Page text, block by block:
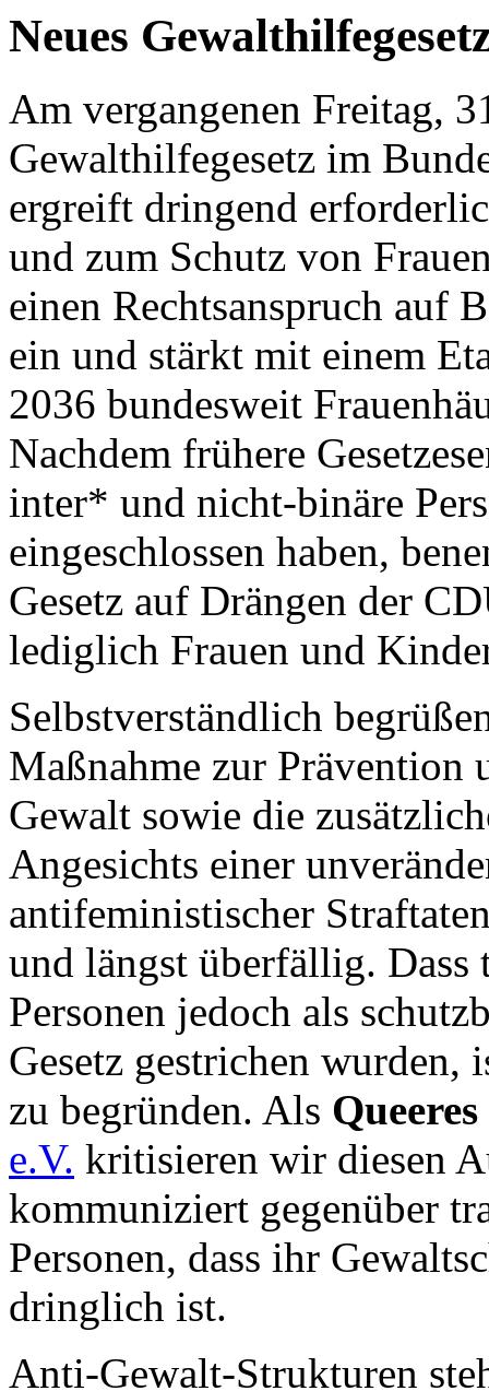
Neues
Am vergangenen Freitag,
Gewalthilfegesetz im
ergreift dringend
und zum Schutz von
einen Rechtsanspruch auf
ein und stärkt mit einem
2036 bundesweit
Nachdem frühere
inter* und nicht-binäre
eingeschlossen haben,
Gesetz auf Drängen der
lediglich Frauen und
Selbstverständlich
Maßnahme zur Prävention
Gewalt sowie die
Angesichts einer
antifeministischer
und längst überfällig.
Personen jedoch als
Gesetz gestrichen
zu begründen. Als
e.V. kritisieren wir diesen
kommuniziert gegenüber
Personen, dass ihr
dringlich ist.
Anti-Gewalt-Strukturen